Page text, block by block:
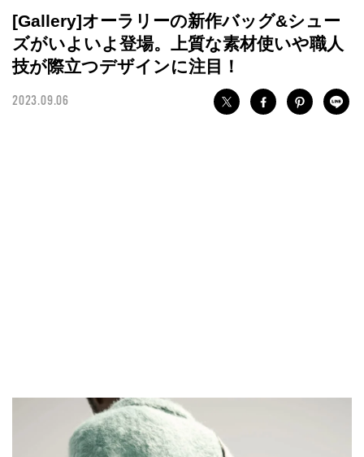
[Gallery]オーラリーの新作バッグ&シュー
ズがいよいよ登場。上質な素材使いや職人
技が際立つデザインに注目！
2023.09.06